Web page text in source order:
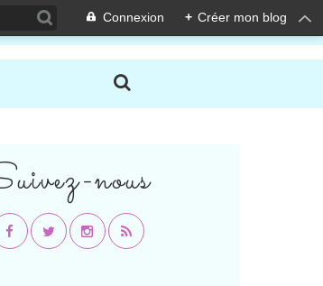
Connexion + Créer mon blog
nous